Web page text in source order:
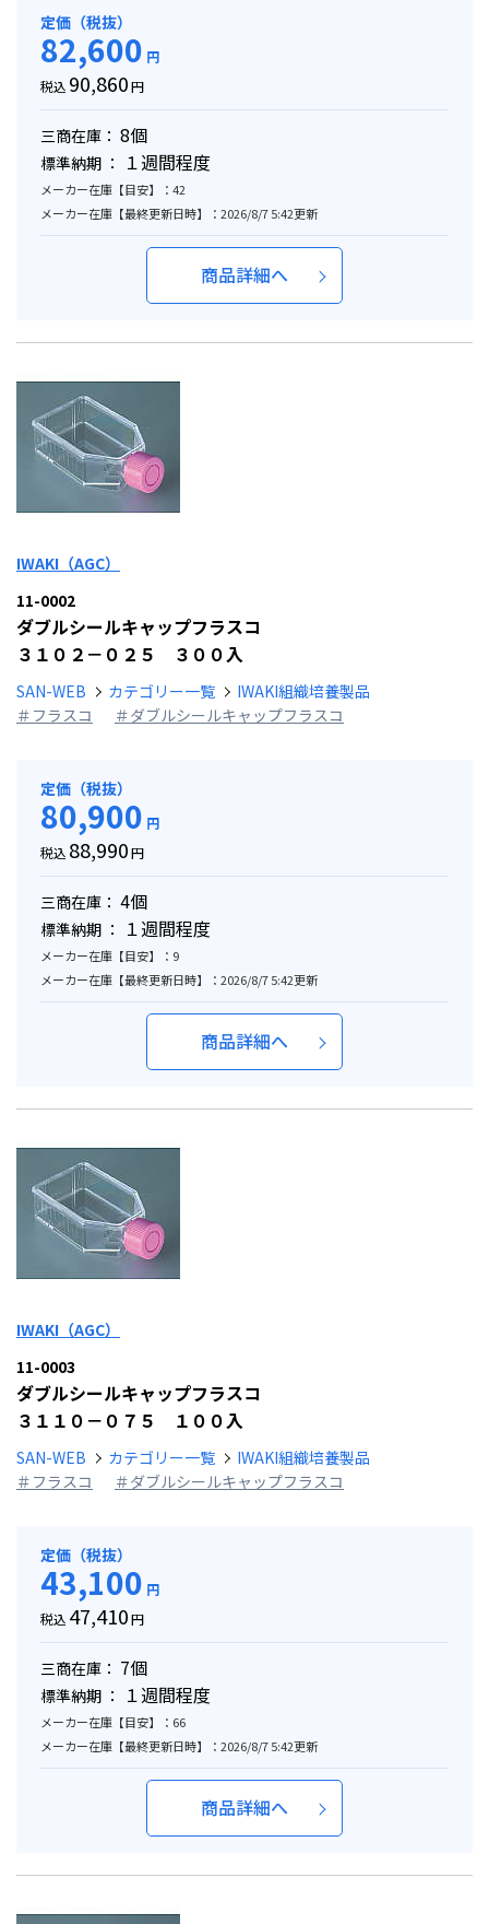
定価（税抜）
82,600 円
税込 90,860円
三商在庫： 8個
標準納期 ： １週間程度
メーカー在庫【目安】：42
メーカー在庫【最終更新日時】：2026/8/7 5:42更新
商品詳細へ
IWAKI（AGC）
11-0002
ダブルシールキャップフラスコ
３１０２－０２５ ３００入
SAN-WEB カテゴリー一覧
IWAKI組織培養製品
＃フラスコ
＃ダブルシールキャップフラスコ
定価（税抜）
80,900 円
税込 88,990円
三商在庫： 4個
標準納期 ： １週間程度
メーカー在庫【目安】：9
メーカー在庫【最終更新日時】：2026/8/7 5:42更新
商品詳細へ
IWAKI（AGC）
11-0003
ダブルシールキャップフラスコ
３１１０－０７５ １００入
SAN-WEB カテゴリー一覧
IWAKI組織培養製品
＃フラスコ
＃ダブルシールキャップフラスコ
定価（税抜）
43,100 円
税込 47,410円
三商在庫： 7個
標準納期 ： １週間程度
メーカー在庫【目安】：66
メーカー在庫【最終更新日時】：2026/8/7 5:42更新
商品詳細へ